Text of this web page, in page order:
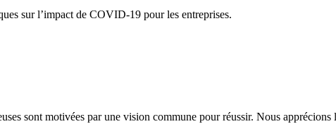
sur l’impact de COVID-19 pour les entreprises.
sont motivées par une vision commune pour réussir. Nous